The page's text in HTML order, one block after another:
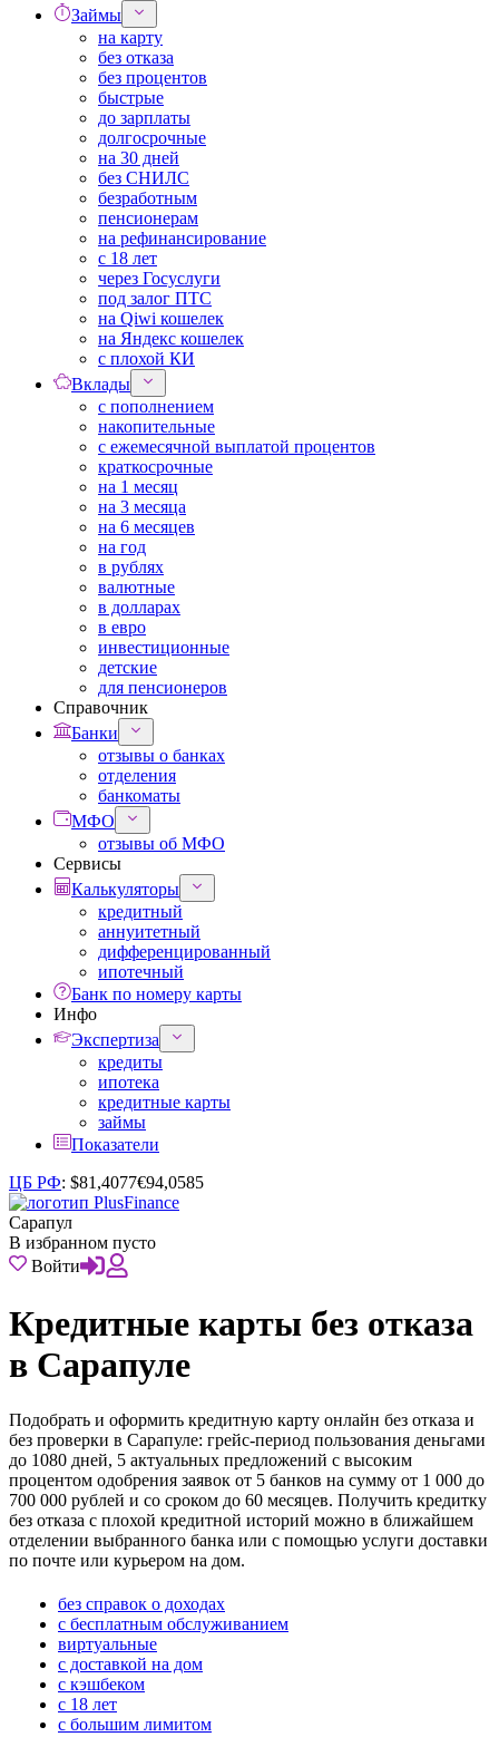
Займы
на карту
без отказа
без процентов
быстрые
до зарплаты
долгосрочные
на 30 дней
без СНИЛС
безработным
пенсионерам
на рефинансирование
с 18 лет
через Госуслуги
под залог ПТС
на Qiwi кошелек
на Яндекс кошелек
с плохой КИ
Вклады
с пополнением
накопительные
с ежемесячной выплатой процентов
краткосрочные
на 1 месяц
на 3 месяца
на 6 месяцев
на год
в рублях
валютные
в долларах
в евро
инвестиционные
детские
для пенсионеров
Справочник
Банки
отзывы о банках
отделения
банкоматы
МФО
отзывы об МФО
Сервисы
Калькуляторы
кредитный
аннуитетный
дифференцированный
ипотечный
Банк по номеру карты
Инфо
Экспертиза
кредиты
ипотека
кредитные карты
займы
Показатели
ЦБ РФ: $81,4077€94,0585
Сарапул
В избранном пусто
Войти
Кредитные карты без отказа
в Сарапуле
Подобрать и оформить кредитную карту онлайн без отказа и
без проверки в Сарапуле: грейс-период пользования деньгами
до 1080 дней, 5 актуальных предложений с высоким
процентом одобрения заявок от 5 банков на сумму от 1 000 до
700 000 рублей и со сроком до 60 месяцев. Получить кредитку
без отказа с плохой кредитной историй можно в ближайшем
отделении выбранного банка или с помощью услуги доставки
по почте или курьером на дом.
без справок о доходах
с бесплатным обслуживанием
виртуальные
с доставкой на дом
с кэшбеком
с 18 лет
с большим лимитом